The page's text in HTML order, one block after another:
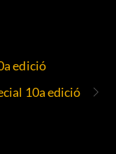
edició
10a edició